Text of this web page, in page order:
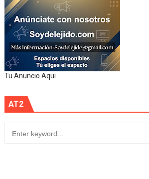
Tu Anuncio Aqui
AT2